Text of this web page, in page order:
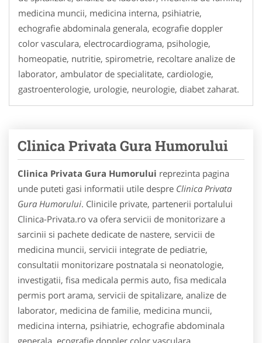
medicina muncii, medicina interna, psihiatrie,
echografie abdominala generala, ecografie doppler
color vasculara, electrocardiograma, psihologie,
homeopatie, nutritie, spirometrie, recoltare analize de
laborator, ambulator de specialitate, cardiologie,
gastroenterologie, urologie, neurologie, diabet zaharat.
Clinica Privata Gura Humorului
Clinica Privata Gura Humorului reprezinta pagina
unde puteti gasi informatii utile despre Clinica Privata
Gura Humorului. Clinicile private, partenerii portalului
Clinica-Privata.ro va ofera servicii de monitorizare a
sarcinii si pachete dedicate de nastere, servicii de
medicina muncii, servicii integrate de pediatrie,
consultatii monitorizare postnatala si neonatologie,
investigatii, fisa medicala permis auto, fisa medicala
permis port arama, servicii de spitalizare, analize de
laborator, medicina de familie, medicina muncii,
medicina interna, psihiatrie, echografie abdominala
generala, ecografie doppler color vasculara,